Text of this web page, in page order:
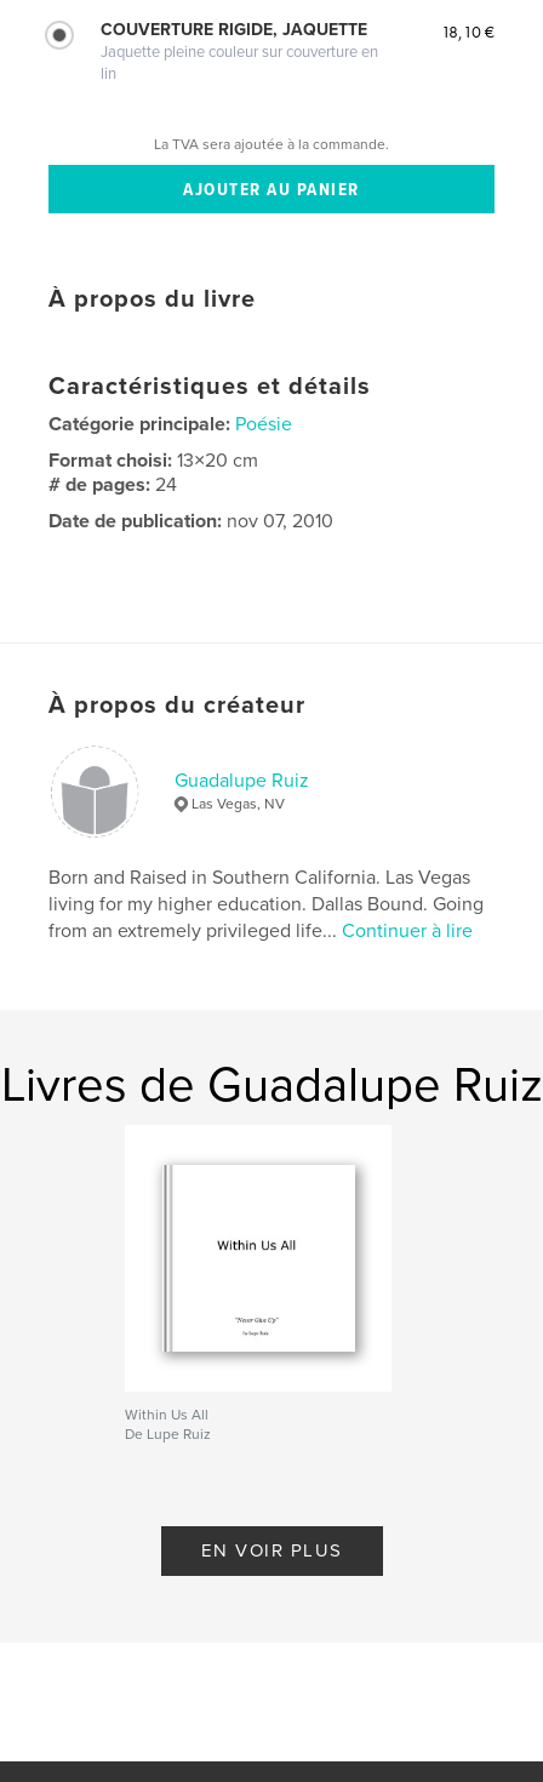
COUVERTURE RIGIDE, JAQUETTE
Jaquette pleine couleur sur couverture en
lin
18,10 €
La TVA sera ajoutée à la commande.
À propos du livre
Caractéristiques et détails
Catégorie principale: Poésie
Format choisi:13×20 cm
# de pages:24
Date de publication: nov 07, 2010
À propos du créateur
Guadalupe Ruiz
Las Vegas, NV
Born and Raised in Southern California. Las Vegas
living for my higher education. Dallas Bound. Going
from an extremely privileged life...Continuer à lire
Livres de Guadalupe Ruiz
Within Us All
De Lupe Ruiz
EN VOIR PLUS